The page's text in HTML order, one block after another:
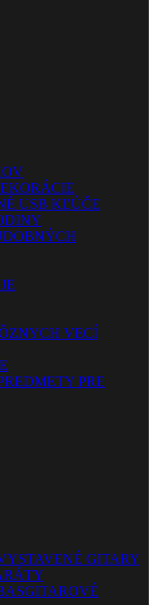
USB KĽÚČE
VECÍ
PRE
GITARY